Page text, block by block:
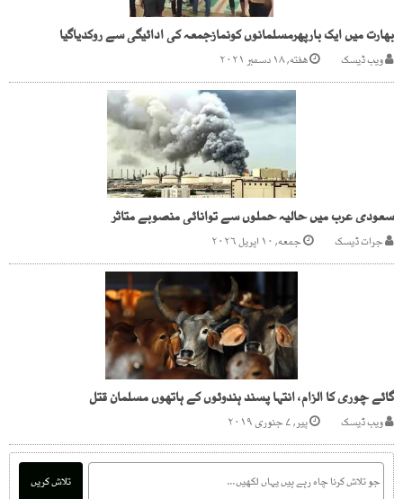
بھارت میں ایک بارپھرمسلمانوں کونمازجمعہ کی ادائیگی سے روکدیاگیا
ویب ڈیسک هفته, ۱۸ دسمبر ۲۰۲۱
سعودی عرب میں حالیہ حملوں سے توانائی منصوبے متاثر
جرات ڈیسک جمعه, ۱۰ اپریل ۲۰۲۶
گائے چوری کا الزام، انتہا پسند ہندوئوں کے ہاتھوں مسلمان قتل
ویب ڈیسک پیر, ۷ جنوری ۲۰۱۹
تلاش کریں